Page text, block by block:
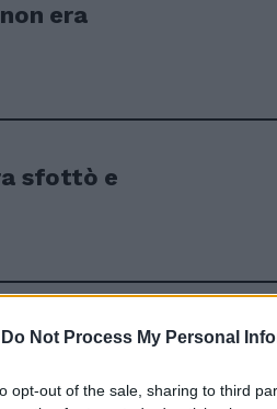
Do Not Process My Personal
opt-out of the sale, sharing to third
era
sfottò e
—
i